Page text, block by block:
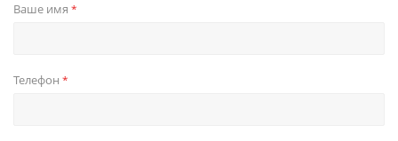
Ваше имя *
Телефон *